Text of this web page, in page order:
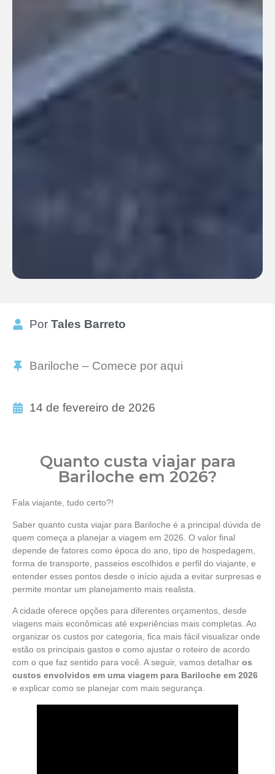
Por Tales Barreto
Bariloche – Comece por aqui
14 de fevereiro de 2026
Quanto custa viajar para
Bariloche em 2026?
Fala viajante, tudo certo?!
Saber quanto custa viajar para Bariloche é a principal dúvida de
quem começa a planejar a viagem em 2026. O valor final
depende de fatores como época do ano, tipo de hospedagem,
forma de transporte, passeios escolhidos e perfil do viajante, e
entender esses pontos desde o início ajuda a evitar surpresas e
permite montar um planejamento mais realista.
A cidade oferece opções para diferentes orçamentos, desde
viagens mais econômicas até experiências mais completas. Ao
organizar os custos por categoria, fica mais fácil visualizar onde
estão os principais gastos e como ajustar o roteiro de acordo
com o que faz sentido para você. A seguir, vamos detalhar os
custos envolvidos em uma viagem para Bariloche em 2026
e explicar como se planejar com mais segurança.